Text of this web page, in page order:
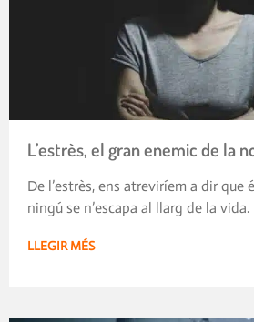
L’estrès, el gran enemic de la
De l’estrès, ens atreviríem a dir que
ningú se n’escapa al llarg de la
LLEGIR MÉS